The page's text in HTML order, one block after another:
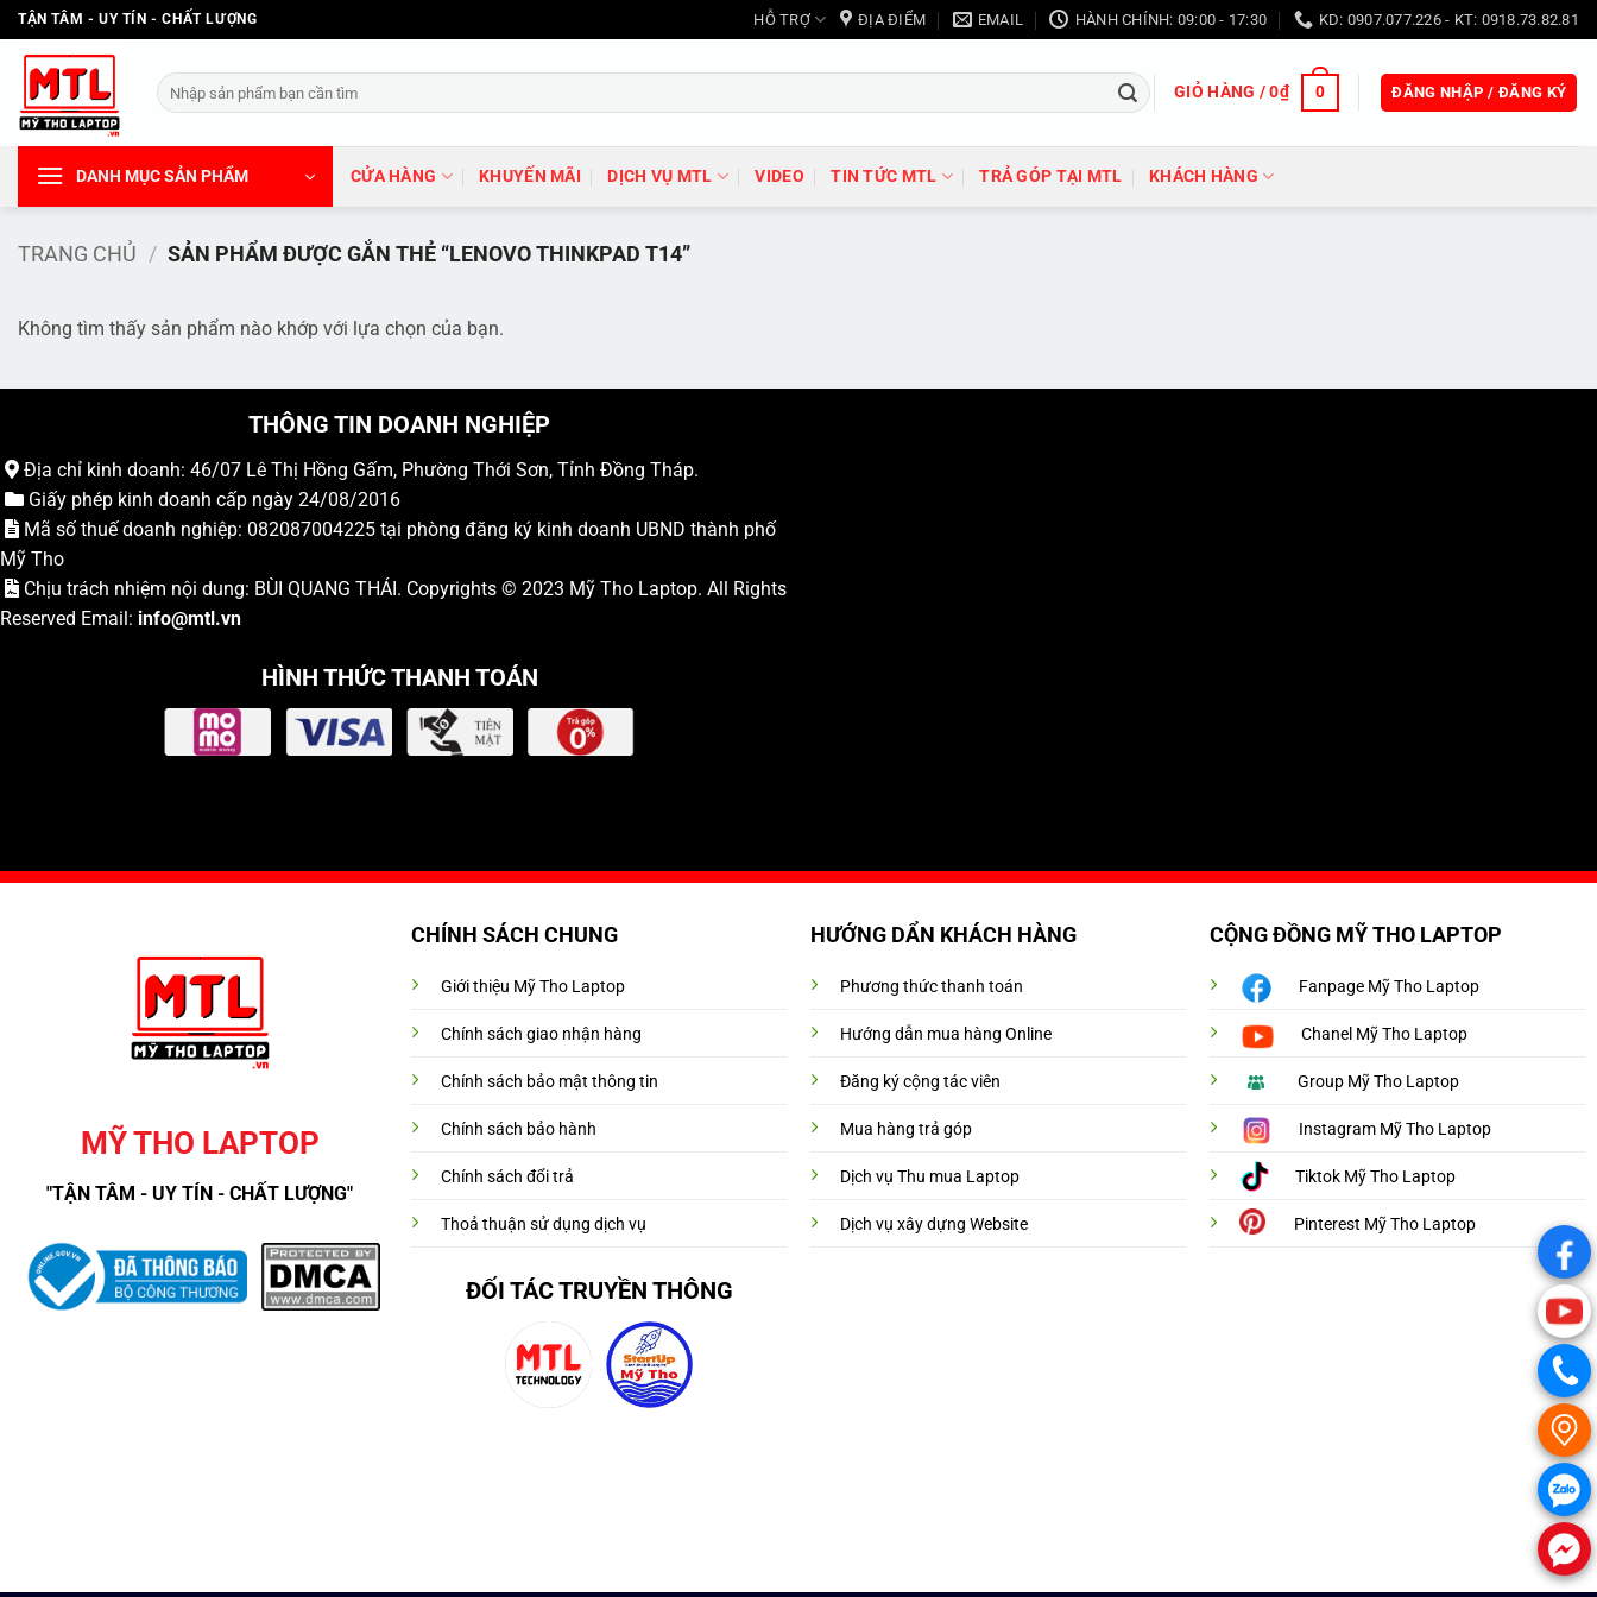
Bỏ
qua
dung
TẬN TÂM - UY TÍN - CHẤT LƯỢNG HỖ TRỢ ĐỊA ĐIỂM EMAIL HÀNH CHÍNH: 09:00 - 17:30 KD: 0907.077.226 - KT: 0918.73.82.81
Tìm
kiếm:
GIỎ HÀNG /0₫ 0 ĐĂNG NHẬP / ĐĂNG KÝ
DANH MỤC SẢN PHẨM CỬA HÀNG KHUYẾN MÃI DỊCH VỤ MTL VIDEO TIN TỨC MTL TRẢ GÓP TẠI MTL KHÁCH HÀNG
TRANG CHỦ / SẢN PHẨM ĐƯỢC GẮN THẺ “LENOVO THINKPAD T14”
Không tìm thấy sản phẩm nào khớp với lựa chọn của bạn.
THÔNG TIN DOANH NGHIỆP
Địa chỉ kinh doanh: 46/07 Lê Thị Hồng Gấm, Phường Thới Sơn, Tỉnh Đồng Tháp.
Giấy phép kinh doanh cấp ngày 24/08/2016
Mã số thuế doanh nghiệp: 082087004225 tại phòng đăng ký kinh doanh UBND thành phố
Mỹ Tho
Chịu trách nhiệm nội dung: BÙI QUANG THÁI. Copyrights © 2023 Mỹ Tho Laptop. All Rights
Reserved Email: info@mtl.vn
HÌNH THỨC THANH TOÁN
MỸ THO LAPTOP
"TẬN TÂM - UY TÍN - CHẤT LƯỢNG"
CHÍNH SÁCH CHUNG
Giới thiệu Mỹ Tho Laptop
Chính sách giao nhận hàng
Chính sách bảo mật thông tin
Chính sách bảo hành
Chính sách đổi trả
Thoả thuận sử dụng dịch vụ
ĐỐI TÁC TRUYỀN THÔNG
HƯỚNG DẨN KHÁCH HÀNG
Phương thức thanh toán
Hướng dẫn mua hàng Online
Đăng ký cộng tác viên
Mua hàng trả góp
Dịch vụ Thu mua Laptop
Dịch vụ xây dựng Website
CỘNG ĐỒNG MỸ THO LAPTOP
Fanpage Mỹ Tho Laptop
Chanel Mỹ Tho Laptop
Group Mỹ Tho Laptop
Instagram Mỹ Tho Laptop
Tiktok Mỹ Tho Laptop
Pinterest Mỹ Tho Laptop
.
.
.
.
.
.